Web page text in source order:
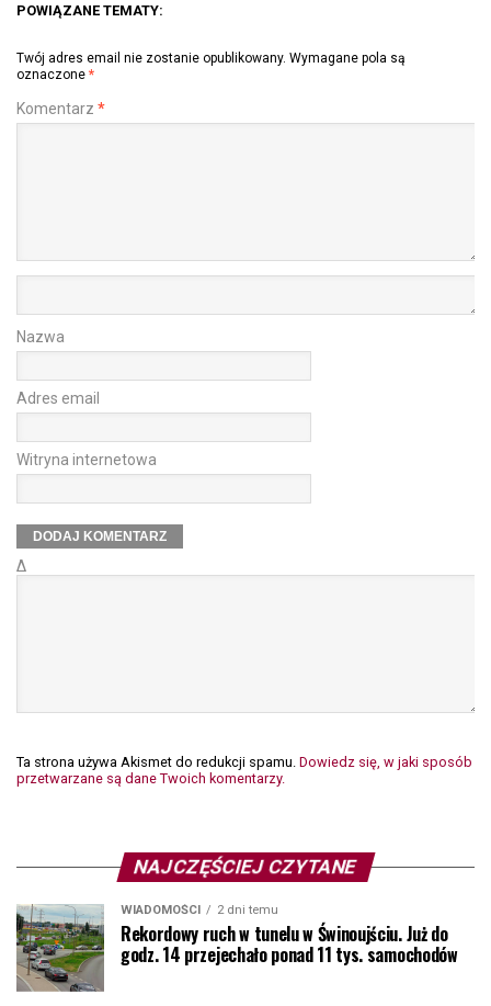
POWIĄZANE TEMATY:
Twój adres email nie zostanie opublikowany. Wymagane pola są
oznaczone *
Komentarz *
Nazwa
Adres email
Witryna internetowa
Δ
Ta strona używa Akismet do redukcji spamu. Dowiedz się, w jaki sposób
przetwarzane są dane Twoich komentarzy.
NAJCZĘŚCIEJ CZYTANE
WIADOMOŚCI 2 dni temu
Rekordowy ruch w tunelu w Świnoujściu. Już do
godz. 14 przejechało ponad 11 tys. samochodów